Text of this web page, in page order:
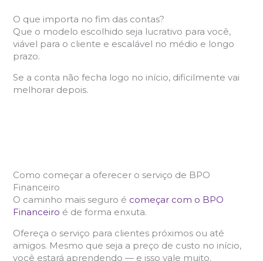
O que importa no fim das contas?
Que o modelo escolhido seja lucrativo para você,
viável para o cliente e escalável no médio e longo
prazo.
Se a conta não fecha logo no início, dificilmente vai
melhorar depois.
Como começar a oferecer o serviço de BPO
Financeiro
O caminho mais seguro é começar com o BPO
Financeiro é de forma enxuta.
Ofereça o serviço para clientes próximos ou até
amigos. Mesmo que seja a preço de custo no início,
você estará aprendendo — e isso vale muito.